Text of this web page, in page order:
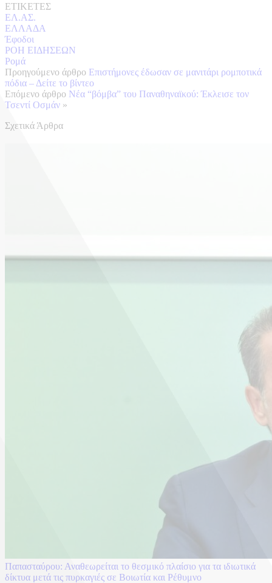
ΕΤΙΚΕΤΕΣ
ΕΛ.ΑΣ.
ΕΛΛΑΔΑ
Έφοδοι
ΡΟΗ ΕΙΔΗΣΕΩΝ
Ρομά
Προηγούμενο άρθρο Επιστήμονες έδωσαν σε μανιτάρι ρομποτικά
πόδια – Δείτε το βίντεο
Επόμενο άρθρο Νέα “βόμβα” του Παναθηναϊκού: Έκλεισε τον
Τσεντί Οσμάν »
Σχετικά Άρθρα
Παπασταύρου: Αναθεωρείται το θεσμικό πλαίσιο για τα ιδιωτικά
δίκτυα μετά τις πυρκαγιές σε Βοιωτία και Ρέθυμνο